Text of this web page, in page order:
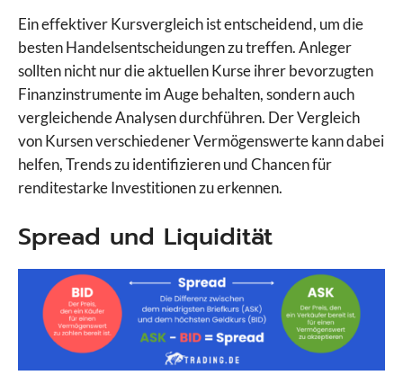
Ein effektiver Kursvergleich ist entscheidend, um die
besten Handelsentscheidungen zu treffen. Anleger
sollten nicht nur die aktuellen Kurse ihrer bevorzugten
Finanzinstrumente im Auge behalten, sondern auch
vergleichende Analysen durchführen. Der Vergleich
von Kursen verschiedener Vermögenswerte kann dabei
helfen, Trends zu identifizieren und Chancen für
renditestarke Investitionen zu erkennen.
Spread und Liquidität